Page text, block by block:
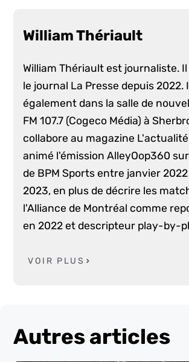
William Thériault
William Thériault est journaliste.
le journal La Presse depuis 2022.
également dans la salle de
FM 107.7 (Cogeco Média) à
collabore au magazine
animé l'émission AlleyOop360
de BPM Sports entre janvier
2023, en plus de décrire les
l'Alliance de Montréal comme
en 2022 et descripteur play-by-
VOIR PLUS
Autres articles